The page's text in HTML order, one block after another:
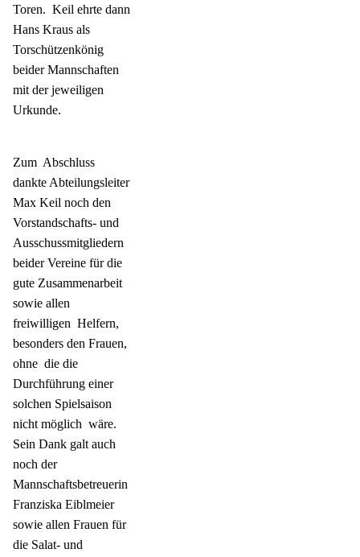
Toren. Keil ehrte dann
Hans Kraus als
Torschützenkönig
beider Mannschaften
mit der jeweiligen
Urkunde.
Zum Abschluss
dankte Abteilungsleiter
Max Keil noch den
Vorstandschafts- und
Ausschussmitgliedern
beider Vereine für die
gute Zusammenarbeit
sowie allen
freiwilligen Helfern,
besonders den Frauen,
ohne die die
Durchführung einer
solchen Spielsaison
nicht möglich wäre.
Sein Dank galt auch
noch der
Mannschaftsbetreuerin
Franziska Eiblmeier
sowie allen Frauen für
die Salat- und